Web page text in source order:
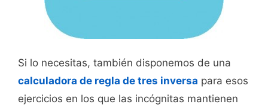
Si lo necesitas, también disponemos de una
calculadora de regla de tres inversa para esos
ejercicios en los que las incógnitas mantienen